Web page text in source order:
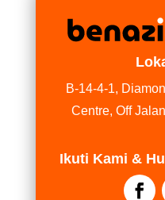
B-14-4-1,
Centre, Off
Ikuti Kami &